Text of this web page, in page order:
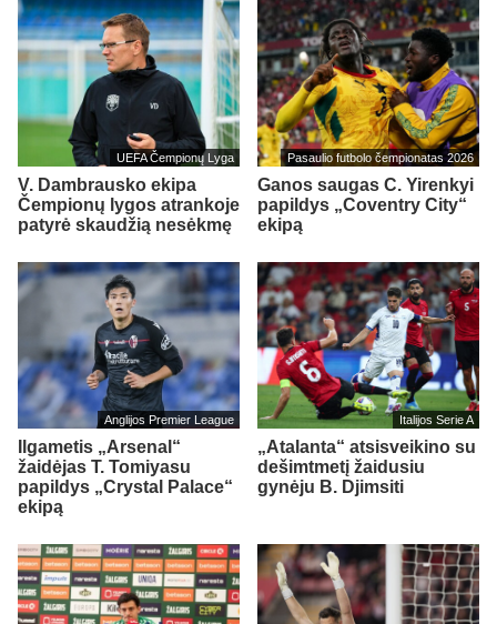
UEFA Čempionų Lyga
V. Dambrausko ekipa
Čempionų lygos atrankoje
patyrė skaudžią nesėkmę
Pasaulio futbolo čempionatas 2026
Ganos saugas C. Yirenkyi
papildys „Coventry City“
ekipą
Anglijos Premier League
Ilgametis „Arsenal“
žaidėjas T. Tomiyasu
papildys „Crystal Palace“
ekipą
Italijos Serie A
„Atalanta“ atsisveikino su
dešimtmetį žaidusiu
gynėju B. Djimsiti